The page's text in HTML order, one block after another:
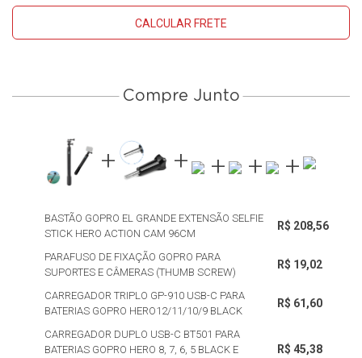
CALCULAR FRETE
Compre Junto
BASTÃO GOPRO EL GRANDE EXTENSÃO SELFIE
STICK HERO ACTION CAM 96CM
R$ 208,56
PARAFUSO DE FIXAÇÃO GOPRO PARA
SUPORTES E CÂMERAS (THUMB SCREW)
R$ 19,02
CARREGADOR TRIPLO GP-910 USB-C PARA
BATERIAS GOPRO HERO12/11/10/9 BLACK
R$ 61,60
CARREGADOR DUPLO USB-C BT501 PARA
BATERIAS GOPRO HERO 8, 7, 6, 5 BLACK E
R$ 45,38